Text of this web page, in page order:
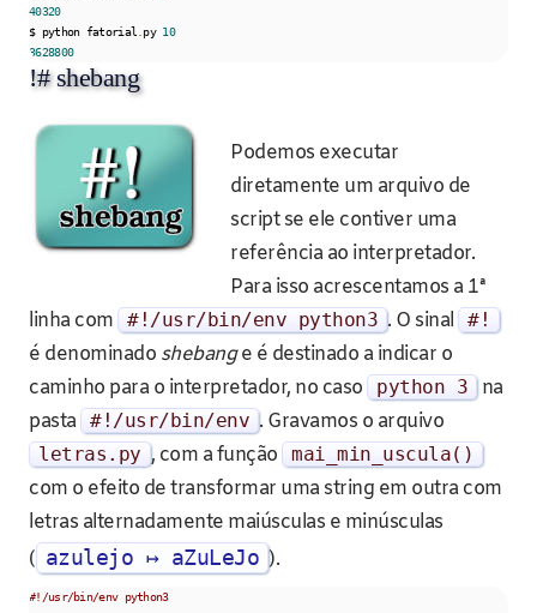
40320
$ python fatorial py 10
3628800
!# shebang
Podemos executar
diretamente um arquivo de
script se ele contiver uma
referência ao interpretador.
Para isso acrescentamos a 1ª
linha com
#!/usr/bin/env python3 . O sinal #!
é denominado shebange é destinado a indicar o
caminho para o interpretador, no caso
python 3
na
pasta #!/usr/bin/env . Gravamos o arquivo
letras . py , com a função mai_min_uscula()
com o efeito de transformar uma string em outra com
letras alternadamente maiúsculas e minúsculas
( azulejo ↦ aZuLeJo ).
#!/usr/bin/env python3